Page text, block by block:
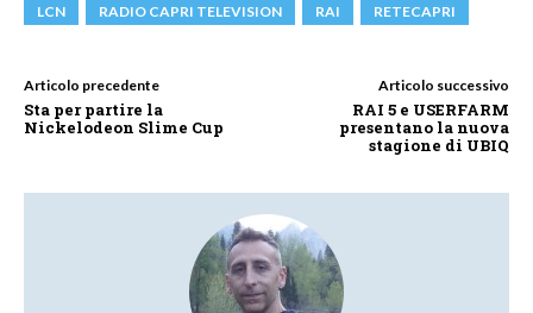
LCN RADIO CAPRI TELEVISION RAI RETECAPRI
Articolo precedente
Sta per partire la
Nickelodeon Slime Cup
Articolo successivo
RAI 5 e USERFARM
presentano la nuova
stagione di UBIQ